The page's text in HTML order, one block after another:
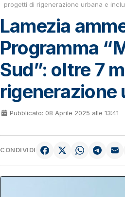
progetti di rigenerazione urbana e
Lamezia
Programma
Sud”: oltre 7
rigenerazione
Pubblicato: 08 Aprile 2025 alle 13:41
CONDIVIDI